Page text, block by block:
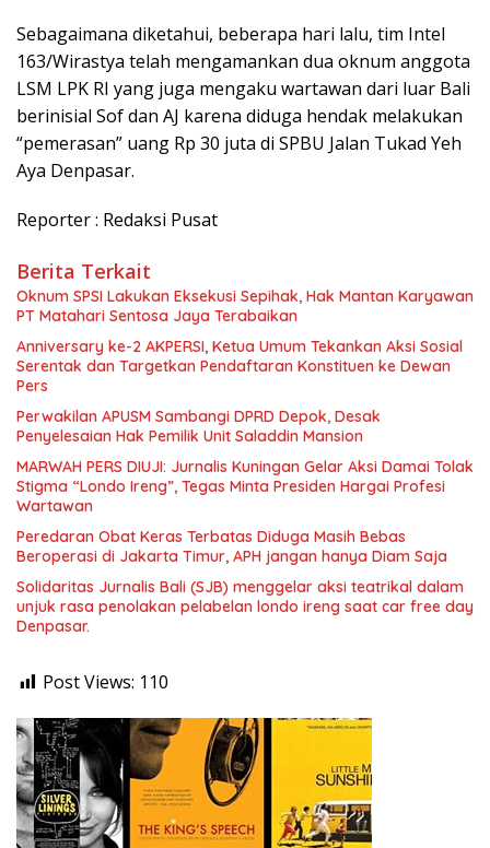
Sebagaimana diketahui, beberapa hari lalu, tim Intel
163/Wirastya telah mengamankan dua oknum anggota
LSM LPK RI yang juga mengaku wartawan dari luar Bali
berinisial Sof dan AJ karena diduga hendak melakukan
“pemerasan” uang Rp 30 juta di SPBU Jalan Tukad Yeh
Aya Denpasar.
Reporter : Redaksi Pusat
Berita Terkait
Oknum SPSI Lakukan Eksekusi Sepihak, Hak Mantan Karyawan
PT Matahari Sentosa Jaya Terabaikan
Anniversary ke-2 AKPERSI, Ketua Umum Tekankan Aksi Sosial
Serentak dan Targetkan Pendaftaran Konstituen ke Dewan
Pers
Perwakilan APUSM Sambangi DPRD Depok, Desak
Penyelesaian Hak Pemilik Unit Saladdin Mansion
MARWAH PERS DIUJI: Jurnalis Kuningan Gelar Aksi Damai Tolak
Stigma “Londo Ireng”, Tegas Minta Presiden Hargai Profesi
Wartawan
Peredaran Obat Keras Terbatas Diduga Masih Bebas
Beroperasi di Jakarta Timur, APH jangan hanya Diam Saja
Solidaritas Jurnalis Bali (SJB) menggelar aksi teatrikal dalam
unjuk rasa penolakan pelabelan londo ireng saat car free day
Denpasar.
Post Views: 110